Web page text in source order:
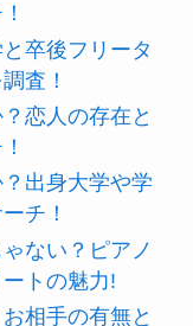
卒後フリータ
査！
恋人の存在と
出身大学や学
チ！
ない？ピアノ
トの魅力!
相手の有無と